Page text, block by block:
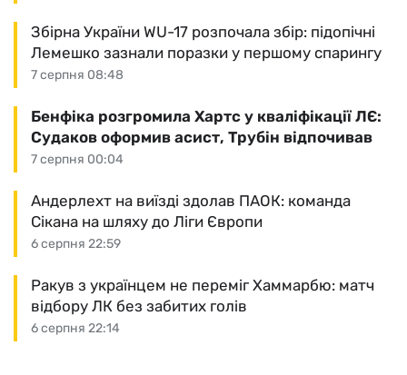
7 серпня 08:48
Збірна України WU-17 розпочала збір: підопічні
Лемешко зазнали поразки у першому спарингу
7 серпня 00:04
Бенфіка розгромила Хартс у кваліфікації ЛЄ:
Судаков оформив асист, Трубін відпочивав
6 серпня 22:59
Андерлехт на виїзді здолав ПАОК: команда
Сікана на шляху до Ліги Європи
6 серпня 22:14
Ракув з українцем не переміг Хаммарбю: матч
відбору ЛК без забитих голів